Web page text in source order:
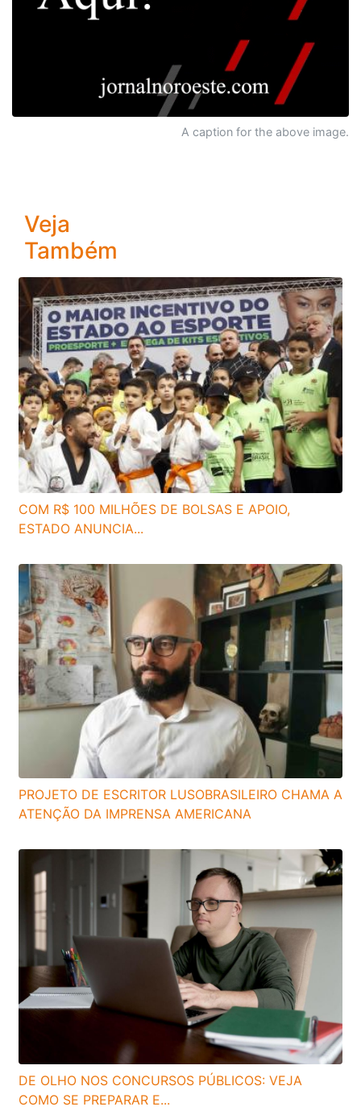
A caption for the above image.
Veja
Também
COM R$ 100 MILHÕES DE BOLSAS E APOIO,
ESTADO ANUNCIA...
PROJETO DE ESCRITOR LUSOBRASILEIRO CHAMA A
ATENÇÃO DA IMPRENSA AMERICANA
DE OLHO NOS CONCURSOS PÚBLICOS: VEJA
COMO SE PREPARAR E...